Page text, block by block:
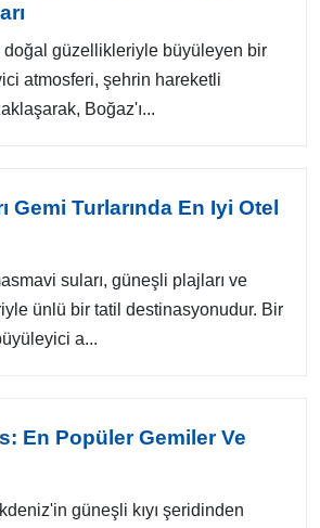
doğal güzellikleriyle büyüleyen bir
atmosferi, şehrin hareketli
Boğaz'ı...
Gemi Turlarında En Iyi Otel
suları, güneşli plajları ve
ünlü bir tatil destinasyonudur. Bir
a...
En Popüler Gemiler Ve
güneşli kıyı şeridinden